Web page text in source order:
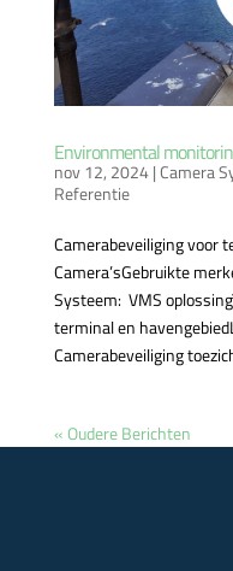
Environmental
nov 12, 2024|Camera
Referentie
Camerabeveiliging voor
Camera’sGebruikte
Systeem: VMS
terminal en
Camerabeveiliging
« Oudere Berichten